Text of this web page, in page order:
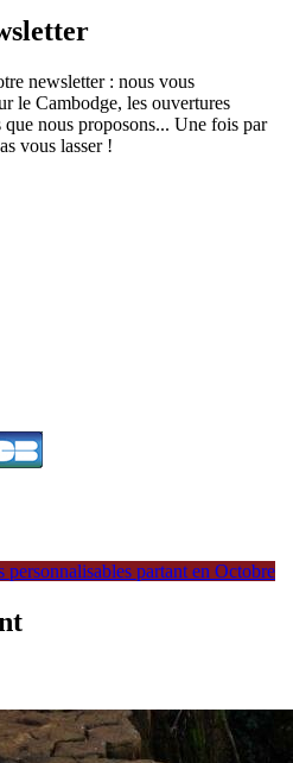
newsletter : nous vous
le Cambodge, les ouvertures
nous proposons... Une fois par
vous lasser !
personnalisables partant en Octobre